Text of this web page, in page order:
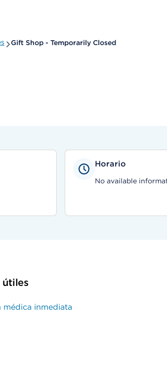
Gift Shop - Temporarily Closed
Horario
No available
útiles
médica inmediata